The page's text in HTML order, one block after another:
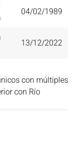
04/02/1989
13/12/2022
con múltiples
con Río